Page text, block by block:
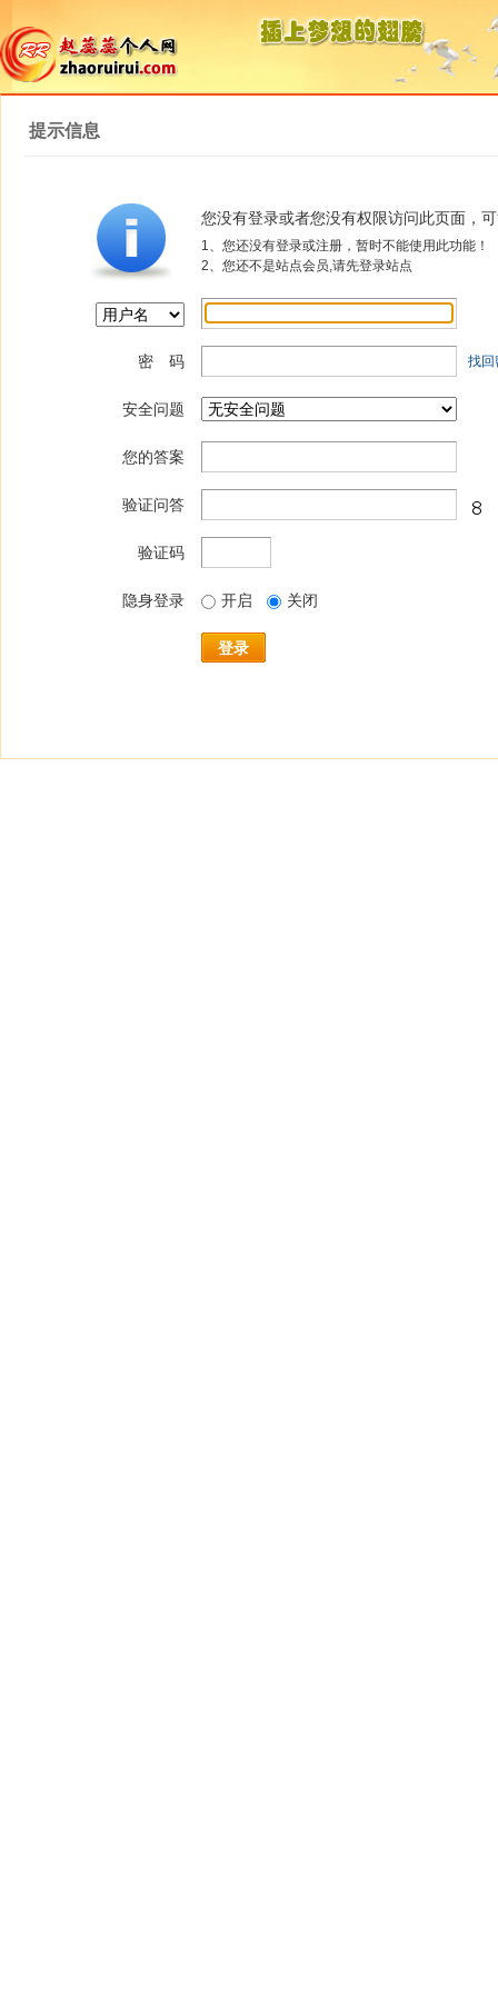
提示信息
您没有登录或者您没有权限访问此页面，
1、您还没有登录或注册，暂时不能使用此功能！
2、您还不是站点会员,请先登录站点
密 码 找回
安全问题
您的答案
验证问答
验证码
隐身登录 开启 关闭
登录